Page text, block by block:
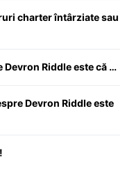
charter întârziate sau
Devron Riddle este că …
Devron Riddle este